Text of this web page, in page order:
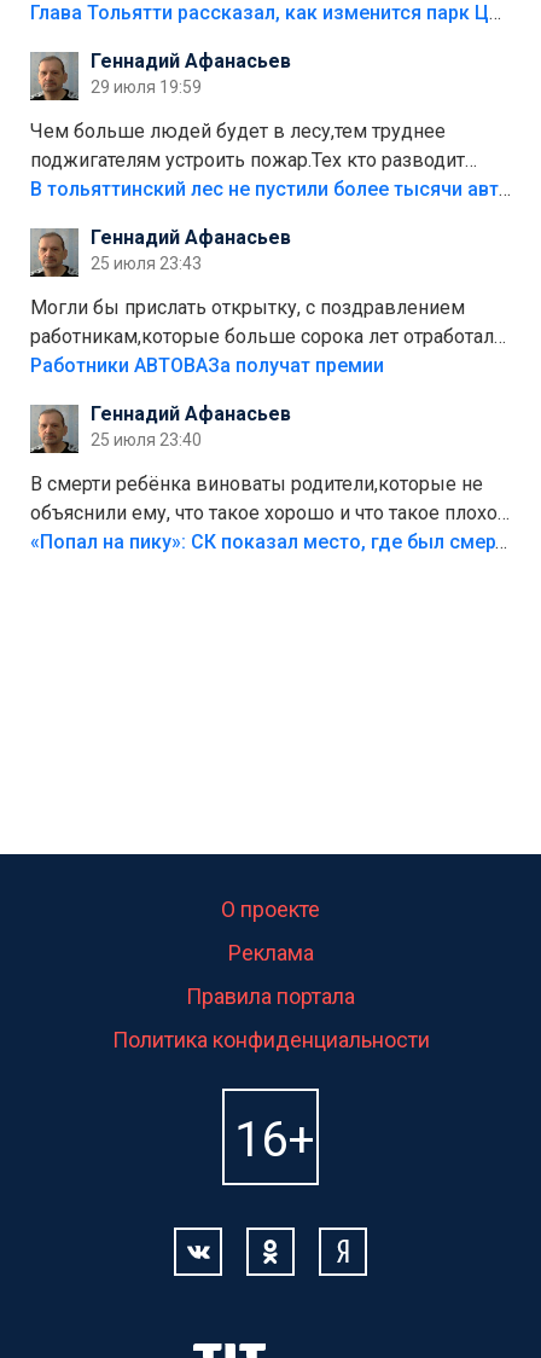
аттракционам слабо доделать?А то бордюры
лежала в парке и испортилась.Да еще,видимо,часть
украли.
Глава Тольятти рассказал, как изменится парк Центрального района
Геннадий Афанасьев
29 июля 19:59
Чем больше людей будет в лесу,тем труднее
поджигателям устроить пожар.Тех кто разводит
костры,тех надо безбожно штрафовать.Камер полно
Штрафы мизерные.
В тольяттинский лес не пустили более тысячи автомобилей
Геннадий Афанасьев
25 июля 23:43
Могли бы прислать открытку, с поздравлением
работникам,которые больше сорока лет отработали
на предприятии.
Работники АВТОВАЗа получат премии
Геннадий Афанасьев
25 июля 23:40
В смерти ребёнка виноваты родители,которые не
объяснили ему, что такое хорошо и что такое плохо!
Лезть через такой забор,верх безумия,есть же
«Попал на пику»: СК показал место, где был смертельно травмирован ребенок в Тольятти
О проекте
Реклама
Правила портала
Политика конфиденциальности